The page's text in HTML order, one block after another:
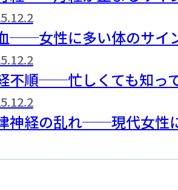
──女性に多い体のサイ
不順──忙しくても知っ
神経の乱れ──現代女性